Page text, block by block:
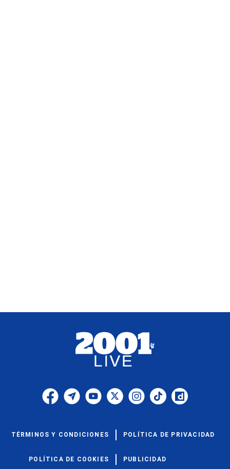
TÉRMINOS Y CONDICIONES POLÍTICA DE PRIVACIDAD
POLÍTICA DE COOKIES PUBLICIDAD